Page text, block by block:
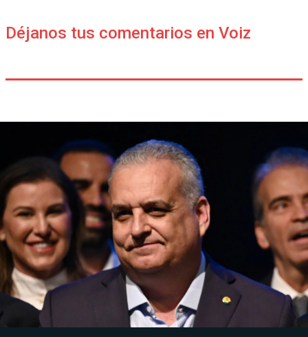
Déjanos tus comentarios en Voiz